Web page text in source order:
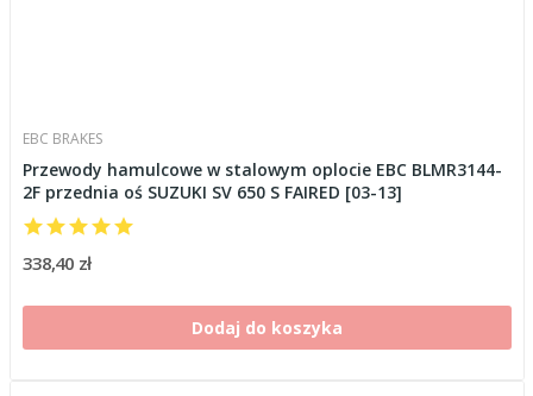
EBC BRAKES
Przewody hamulcowe w stalowym oplocie EBC BLMR3144-
2F przednia oś SUZUKI SV 650 S FAIRED [03-13]
338,40 zł
Dodaj do koszyka